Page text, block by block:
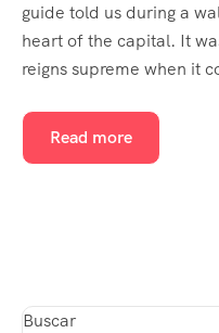
guide told us during a
heart of the capital. It
reigns supreme when it
Read more
Buscar